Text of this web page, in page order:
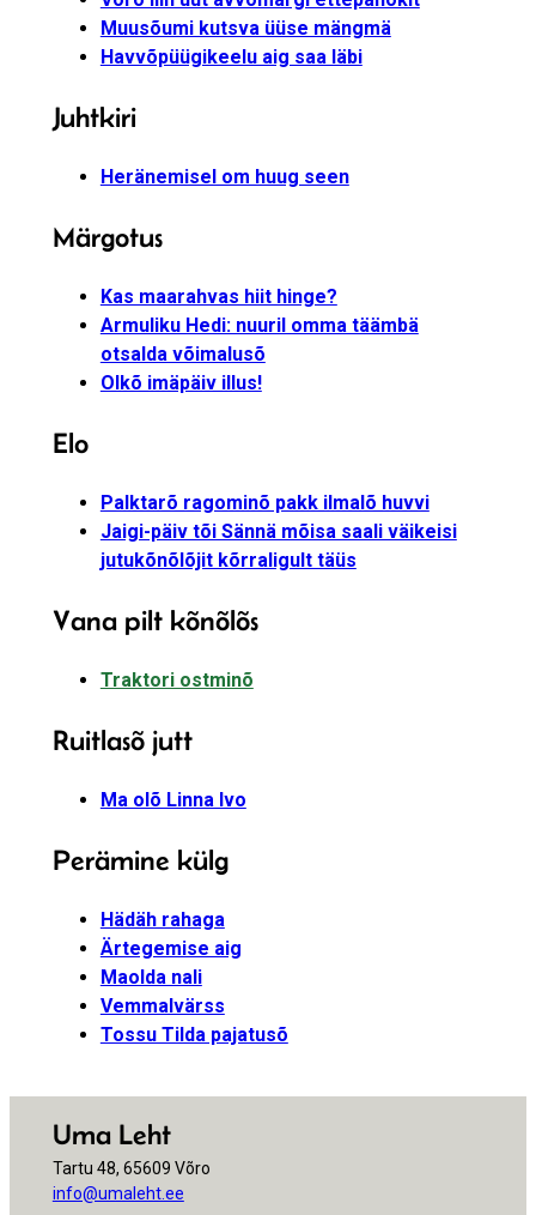
Muusõumi kutsva üüse mängmä
Havvõpüügikeelu aig saa läbi
Juhtkiri
Heränemisel om huug seen
Märgotus
Kas maarahvas hiit hinge?
Armuliku Hedi: nuuril omma täämbä
otsalda võimalusõ
Olkõ imäpäiv illus!
Elo
Palktarõ ragominõ pakk ilmalõ huvvi
Jaigi-päiv tõi Sännä mõisa saali väikeisi
jutukõnõlõjit kõrraligult täüs
Vana pilt kõnõlõs
Traktori ostminõ
Ruitlasõ jutt
Ma olõ Linna Ivo
Perämine külg
Hädäh rahaga
Ärtegemise aig
Maolda nali
Vemmalvärss
Tossu Tilda pajatusõ
Uma Leht
Tartu 48, 65609 Võro
info@umaleht.ee